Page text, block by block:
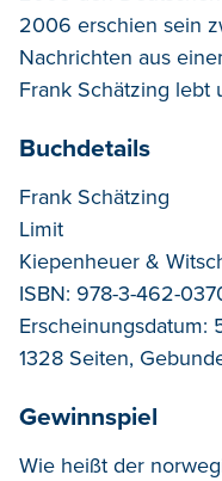
2006 erschien sein
Nachrichten aus
Frank Schätzing lebt
Buchdetails
Frank Schätzing
Limit
Kiepenheuer &
ISBN: 978-3-462-
Erscheinungsdatum:
1328 Seiten,
Gewinnspiel
Wie heißt der